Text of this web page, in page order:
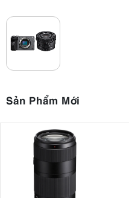
Sản Phẩm Mới